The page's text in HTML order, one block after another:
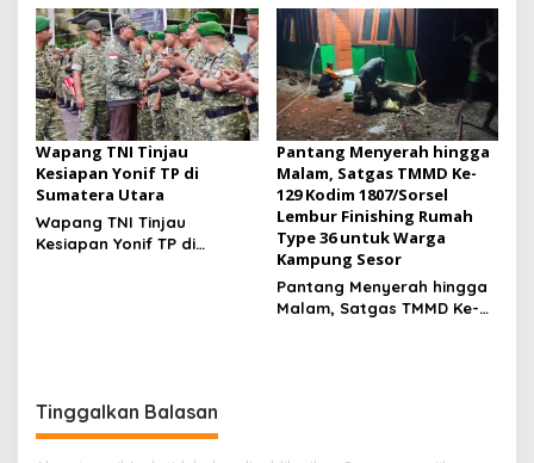
Indonesia Open
Championships 2026
Wapang TNI Tinjau
Kesiapan Yonif TP di
Sumatera Utara
Wapang TNI Tinjau
Kesiapan Yonif TP di
Pantang Menyerah hingga
Malam, Satgas TMMD Ke-
129 Kodim 1807/Sorsel
Lembur Finishing Rumah
Type 36 untuk Warga
Kampung Sesor
Pantang Menyerah hingga
Malam, Satgas TMMD Ke-
Tinggalkan Balasan